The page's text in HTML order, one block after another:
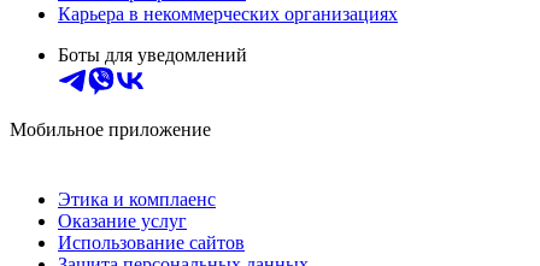
Карьера в некоммерческих организациях
Боты для уведомлений
Мобильное приложение
Этика и комплаенс
Оказание услуг
Использование сайтов